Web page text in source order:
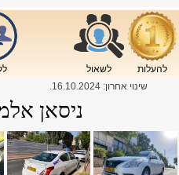
להעלות לשאול
שינוי אחרון:16.10.2024
.
ניסאן אלמרה